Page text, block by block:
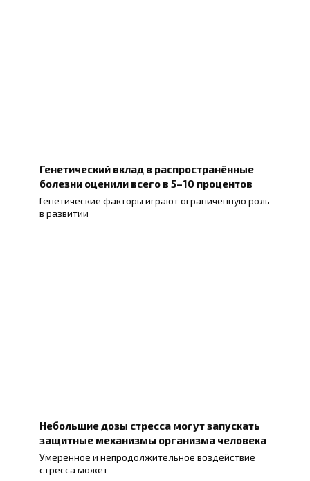
Генетический вклад в распространённые
болезни оценили всего в 5–10 процентов
Генетические факторы играют ограниченную роль
в развитии
Небольшие дозы стресса могут запускать
защитные механизмы организма человека
Умеренное и непродолжительное воздействие
стресса может